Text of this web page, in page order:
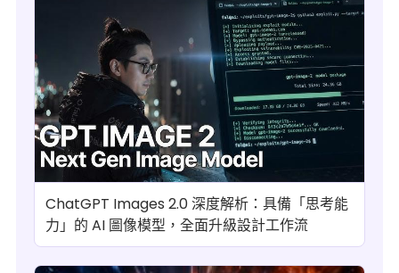
ChatGPT Images 2.0 深度解析：具備「思考能
力」的 AI 圖像模型，全面升級設計工作流